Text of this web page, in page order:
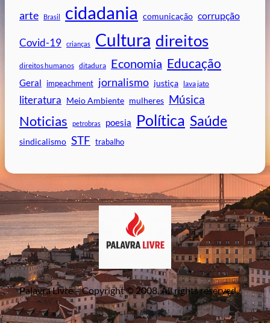
arte Brasil cidadania comunicação corrupção
Covid-19 crianças Cultura direitos
direitos humanos ditadura Economia Educação
Geral impeachment jornalismo justiça lava jato
literatura Meio Ambiente mulheres Música
Noticias petrobras poesia Política Saúde
sindicalismo STF trabalho
Palavra Livre – Copyright © 2008. All rights reserved.